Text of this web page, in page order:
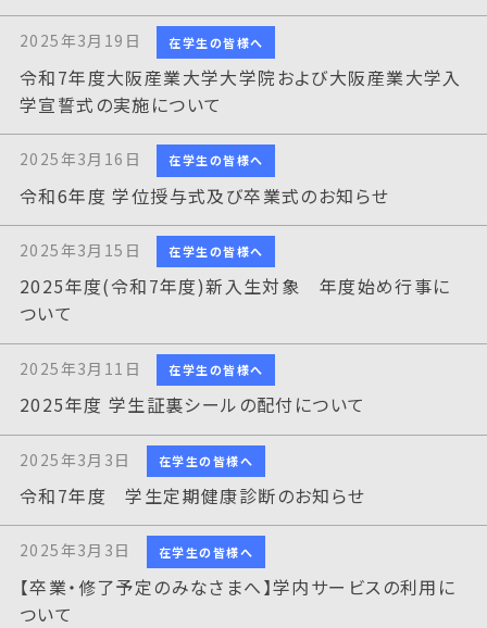
2025年3月19日 在学生の皆様へ
令和7年度大阪産業大学大学院および大阪産業大学入
学宣誓式の実施について
2025年3月16日 在学生の皆様へ
令和6年度 学位授与式及び卒業式のお知らせ
2025年3月15日 在学生の皆様へ
2025年度(令和7年度)新入生対象 年度始め行事に
ついて
2025年3月11日 在学生の皆様へ
2025年度 学生証裏シールの配付について
2025年3月3日 在学生の皆様へ
令和7年度 学生定期健康診断のお知らせ
2025年3月3日 在学生の皆様へ
【卒業・修了予定のみなさまへ】学内サービスの利用に
ついて